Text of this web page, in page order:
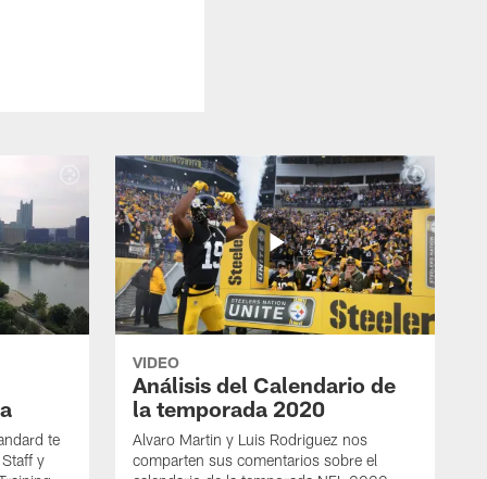
te
y
VIDEO
Análisis del Calendario de
la temporada 2020
Alvaro Martin y Luis Rodriguez nos
comparten sus comentarios sobre el